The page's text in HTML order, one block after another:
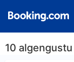
10